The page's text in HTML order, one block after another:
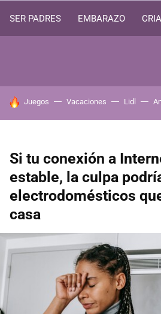
SER PADRES EMBARAZO
HOY SE HABLA DE
Juegos Vacaciones Lidl
Si tu conexión a
estable, la culpa
electrodomésticos
casa